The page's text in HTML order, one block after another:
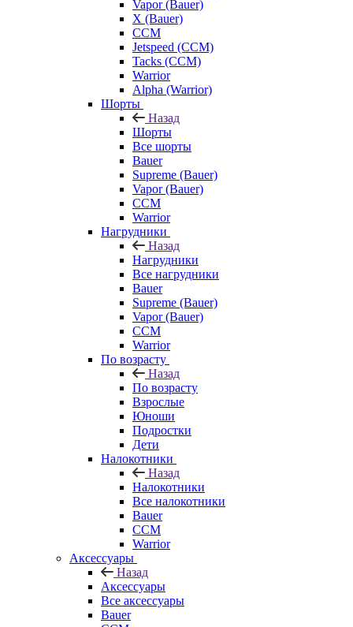
Vapor (Bauer)
X (Bauer)
CCM
Jetspeed (CCM)
Tacks (CCM)
Warrior
Alpha (Warrior)
Шорты
Назад
Шорты
Все шорты
Bauer
Supreme (Bauer)
Vapor (Bauer)
CCM
Warrior
Нагрудники
Назад
Нагрудники
Все нагрудники
Bauer
Supreme (Bauer)
Vapor (Bauer)
CCM
Warrior
По возрасту
Назад
По возрасту
Взрослые
Юноши
Подростки
Дети
Налокотники
Назад
Налокотники
Все налокотники
Bauer
CCM
Warrior
Аксессуары
Назад
Аксессуары
Все аксессуары
Bauer